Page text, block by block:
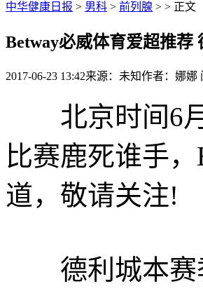
中华健康日报 > 男科 > 前列腺 > > 正文
Betway必威体育爱超推荐
2017-06-23 13:42来源：未知作者：娜娜
北京时间6月
比赛鹿死谁手
道，敬请关注!
德利城本赛